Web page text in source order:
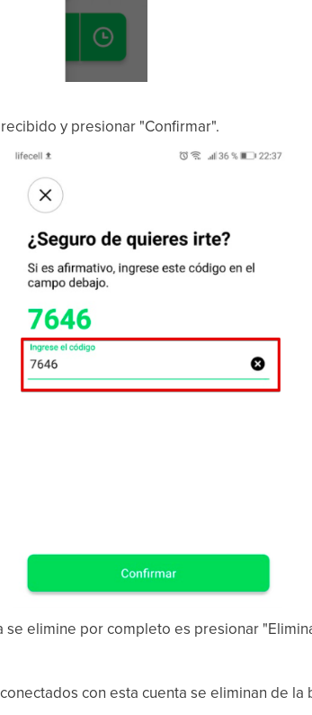
y presionar "Confirmar".
se elimine por completo es presionar
con esta cuenta se eliminan de